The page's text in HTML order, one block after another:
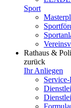
Sport
Rathaus &
zurück
Ihr Anliegen